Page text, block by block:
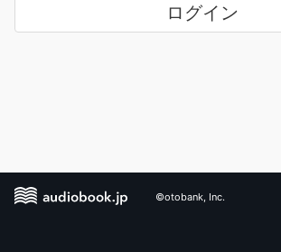
ログイン
©otobank, Inc.